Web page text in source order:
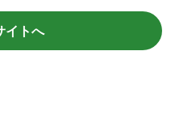
忌 お彼岸 喪
イトへ